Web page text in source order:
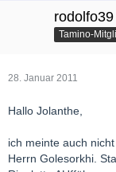
rodolfo39
Tamino-
28. Januar 2011
Hallo Jolanthe,
ich meinte auch
Herrn Golesorkhi.